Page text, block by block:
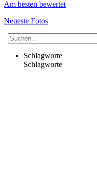
Am besten bewertet
Neueste Fotos
Schlagworte
Schlagworte